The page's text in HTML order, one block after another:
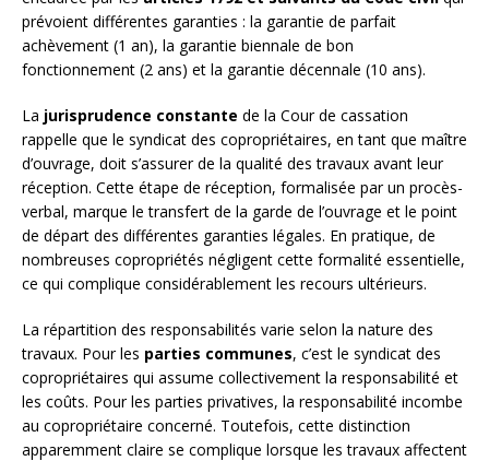
prévoient différentes garanties : la garantie de parfait
achèvement (1 an), la garantie biennale de bon
fonctionnement (2 ans) et la garantie décennale (10 ans).
La jurisprudence constante de la Cour de cassation
rappelle que le syndicat des copropriétaires, en tant que maître
d’ouvrage, doit s’assurer de la qualité des travaux avant leur
réception. Cette étape de réception, formalisée par un procès-
verbal, marque le transfert de la garde de l’ouvrage et le point
de départ des différentes garanties légales. En pratique, de
nombreuses copropriétés négligent cette formalité essentielle,
ce qui complique considérablement les recours ultérieurs.
La répartition des responsabilités varie selon la nature des
travaux. Pour les parties communes, c’est le syndicat des
copropriétaires qui assume collectivement la responsabilité et
les coûts. Pour les parties privatives, la responsabilité incombe
au copropriétaire concerné. Toutefois, cette distinction
apparemment claire se complique lorsque les travaux affectent